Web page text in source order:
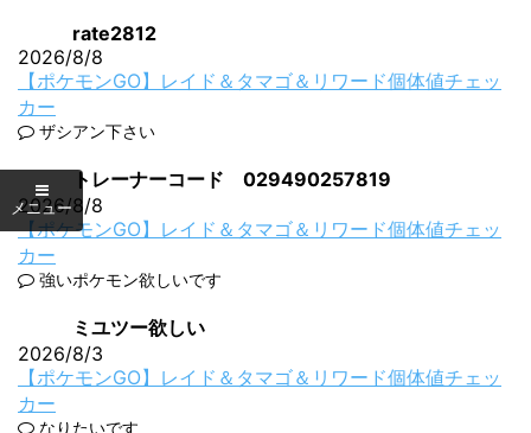
rate2812
2026/8/8
【ポケモンGO】レイド＆タマゴ＆リワード個体値チェッ
カー
ザシアン下さい
トレーナーコード 029490257819
2026/8/8
【ポケモンGO】レイド＆タマゴ＆リワード個体値チェッ
カー
強いポケモン欲しいです
ミユツー欲しい
2026/8/3
【ポケモンGO】レイド＆タマゴ＆リワード個体値チェッ
カー
なりたいです